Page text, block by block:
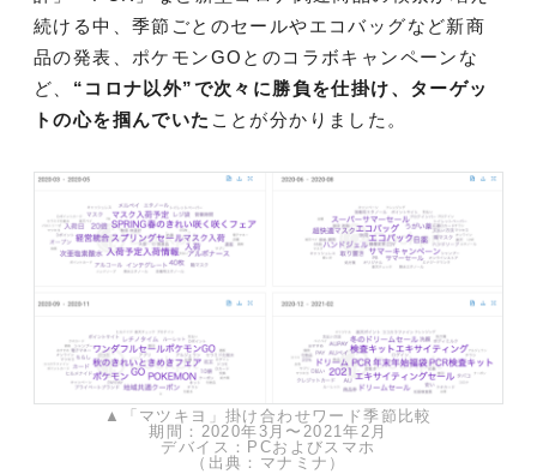
続ける中、季節ごとのセールやエコバッグなど新商
品の発表、ポケモンGOとのコラボキャンペーンな
ど、 “コロナ以外”で次々に勝負を仕掛け、ターゲッ
トの心を掴んでいた ことが分かりました。
▲「マツキヨ」掛け合わせワード季節比較
期間：2020年3月〜2021年2月
デバイス：PCおよびスマホ
（出典：マナミナ）